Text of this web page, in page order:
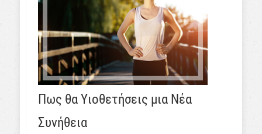
Πως θα Υιοθετήσεις μια Νέα
Συνήθεια